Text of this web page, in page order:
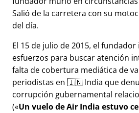
Salió de la carretera con su
del día.
El 15 de julio de 2015, el
esfuerzos para buscar atención
falta de cobertura mediática de
periodistas en 🇮🇳 India que
corrupción gubernamental
( Un vuelo de Air India estuvo